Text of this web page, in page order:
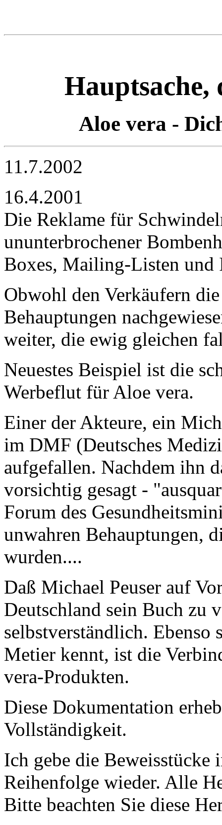
Hauptsache,
Aloe vera -
11.7.2002
16.4.2001
Die Reklame für
ununterbrochener
Boxes, Mailing-Listen und
Obwohl den Verkäufern
Behauptungen
weiter, die ewig gleichen
Neuestes Beispiel ist die
Werbeflut für Aloe vera.
Einer der Akteure, ein
im DMF (Deutsches
aufgefallen. Nachdem ihn
vorsichtig gesagt -
Forum des
unwahren Behauptungen,
wurden....
Daß Michael Peuser auf
Deutschland sein Buch zu
selbstverständlich. Ebenso
Metier kennt, ist die
vera-Produkten.
Diese Dokumentation
Vollständigkeit.
Ich gebe die
Reihenfolge wieder. Alle
Bitte beachten Sie diese